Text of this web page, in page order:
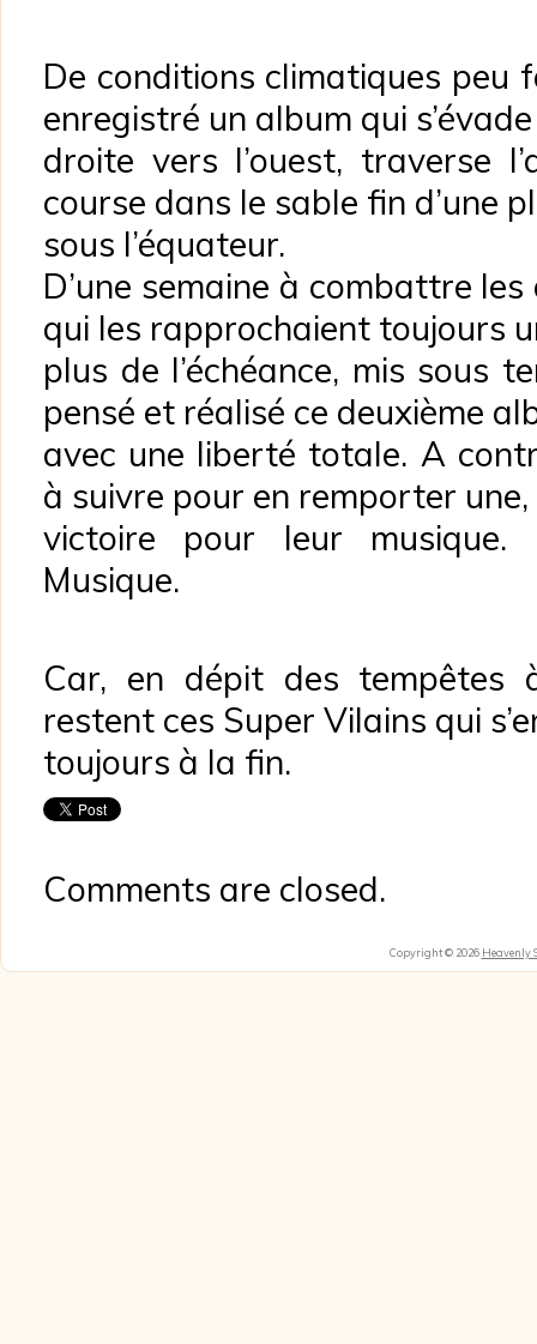
De conditions climatiques peu
enregistré un album qui
droite vers l’ouest, traverse
course dans le sable fin d’une
sous l’équateur.
D’une semaine à combattre
qui les rapprochaient toujours
plus de l’échéance, mis sous
pensé et réalisé ce deuxième
avec une liberté totale. A
à suivre pour en remporter
victoire pour leur
Musique.
Car, en dépit des tempêtes
restent ces Super Vilains qui
toujours à la fin.
Comments are closed.
Copyright © 2026 Heavenly